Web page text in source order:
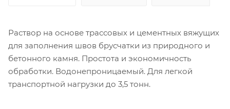
Раствор на основе трассовых и цементных вяжущих
для заполнения швов брусчатки из природного и
бетонного камня. Простота и экономичность
обработки. Водонепроницаемый. Для легкой
транспортной нагрузки до 3,5 тонн.